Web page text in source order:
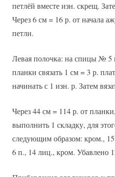
петлёй вместе изн. скрещ.
Через 6 см = 16 р. от начала
петли.
Левая полочка: на спицы № 5
планки связать 1 см = 3 р.
начинать с 1 изн. р. Затем
Через 44 см = 114 р. от
выполнить 1 складку, для
следующим образом: кром.,
6 п., 14 лиц., кром. Убавлено